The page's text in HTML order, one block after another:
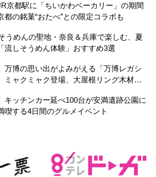
京都駅に「ちいかわベーカリー」の期間
都の銘菓“おたべ”との限定コラボも
うめんの聖地・奈良＆兵庫で楽しむ、夏
流しそうめん体験」おすすめ3選
万博の思い出がよみがえる「万博レガシ
ミャクミャク登場、大屋根リング木材展
キッチンカー延べ100台が安満遺跡公園に
喫する4日間のグルメイベント